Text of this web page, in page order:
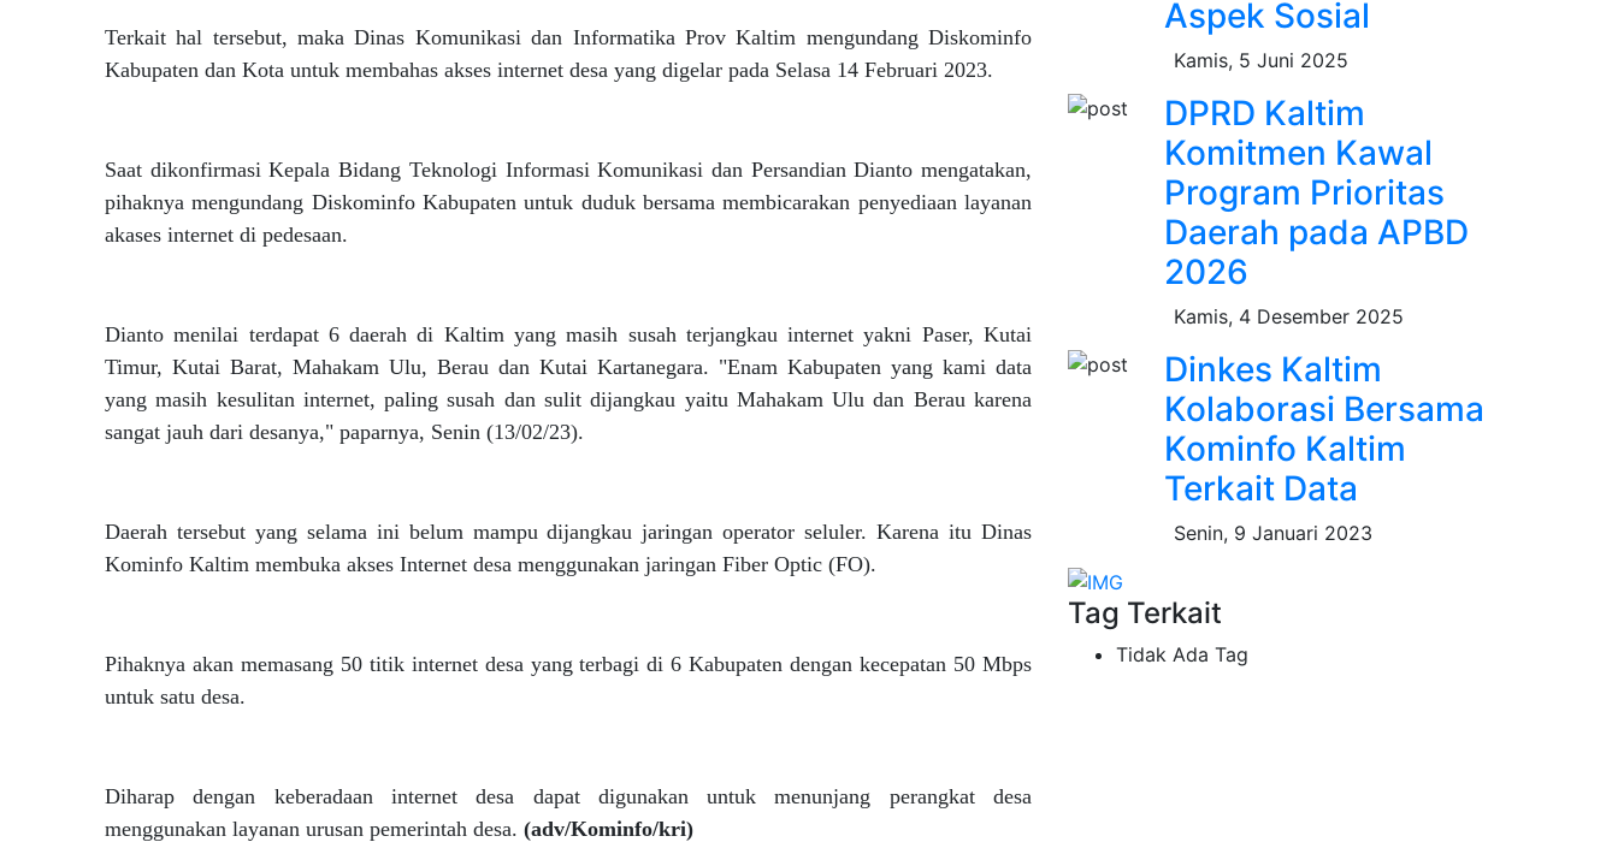
Terkait hal tersebut, maka Dinas Komunikasi dan Informatika Prov Kaltim mengundang Diskominfo
Kabupaten dan Kota untuk membahas akses internet desa yang digelar pada Selasa 14 Februari 2023.
Saat dikonfirmasi Kepala Bidang Teknologi Informasi Komunikasi dan Persandian Dianto mengatakan,
pihaknya mengundang Diskominfo Kabupaten untuk duduk bersama membicarakan penyediaan layanan
akases internet di pedesaan.
Dianto menilai terdapat 6 daerah di Kaltim yang masih susah terjangkau internet yakni Paser, Kutai
Timur, Kutai Barat, Mahakam Ulu, Berau dan Kutai Kartanegara. "Enam Kabupaten yang kami data
yang masih kesulitan internet, paling susah dan sulit dijangkau yaitu Mahakam Ulu dan Berau karena
sangat jauh dari desanya," paparnya, Senin (13/02/23).
Daerah tersebut yang selama ini belum mampu dijangkau jaringan operator seluler. Karena itu Dinas
Kominfo Kaltim membuka akses Internet desa menggunakan jaringan Fiber Optic (FO).
Pihaknya akan memasang 50 titik internet desa yang terbagi di 6 Kabupaten dengan kecepatan 50 Mbps
untuk satu desa.
Diharap dengan keberadaan internet desa dapat digunakan untuk menunjang perangkat desa
menggunakan layanan urusan pemerintah desa. (adv/Kominfo/kri)
Aspek Sosial
Kamis, 5 Juni 2025
DPRD Kaltim
Komitmen Kawal
Program Prioritas
Daerah pada APBD
2026
Kamis, 4 Desember 2025
Dinkes Kaltim
Kolaborasi Bersama
Kominfo Kaltim
Terkait Data
Senin, 9 Januari 2023
Tag Terkait
Tidak Ada Tag